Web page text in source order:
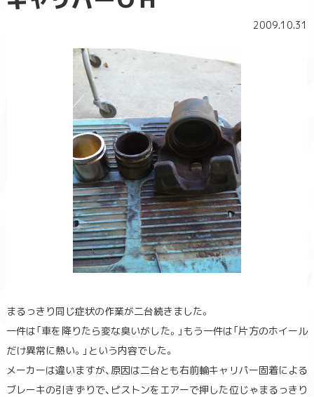
2009.10.31
まるっきり同じ症状の作業が二台続きました。
一件は「車を降りたら変な臭いがした。」もう一件は「片方のホイール
だけ異常に熱い。」という内容でした。
メーカーは違いますが、原因は二台とも右前輪キャリパー固着による
ブレーキの引きずりで、ピストンをエアーで押した位じゃまるっきり